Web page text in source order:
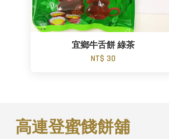
宜鄉牛舌餅 綠茶
NT$ 30
高連登蜜餞餅舖